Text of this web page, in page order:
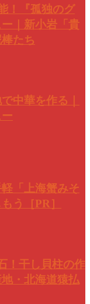
！『孤独のグ
｜新小岩「貴
たち
中華を作る｜
「上海蟹みそ
う［PR］
！干し貝柱の作
・北海道猿払